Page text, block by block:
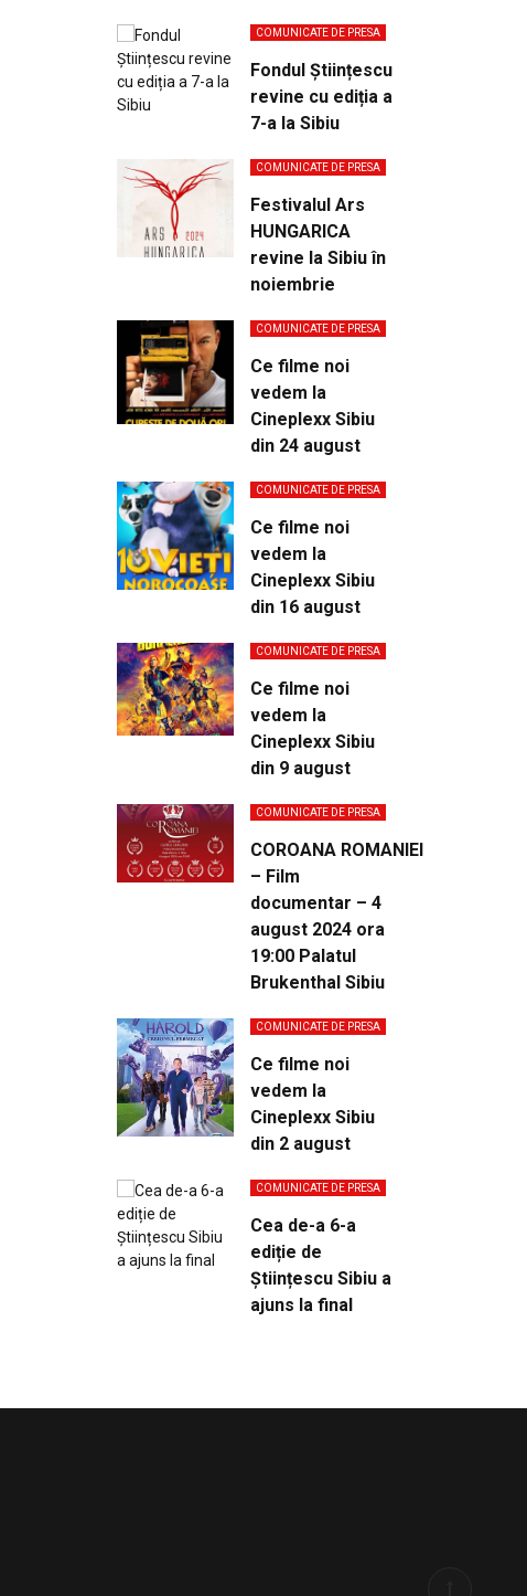
COMUNICATE DE PRESA
Fondul Științescu
revine cu ediția a
7-a la Sibiu
COMUNICATE DE PRESA
Festivalul Ars
HUNGARICA
revine la Sibiu în
noiembrie
COMUNICATE DE PRESA
Ce filme noi
vedem la
Cineplexx Sibiu
din 24 august
COMUNICATE DE PRESA
Ce filme noi
vedem la
Cineplexx Sibiu
din 16 august
COMUNICATE DE PRESA
Ce filme noi
vedem la
Cineplexx Sibiu
din 9 august
COMUNICATE DE PRESA
COROANA ROMANIEI
– Film
documentar – 4
august 2024 ora
19:00 Palatul
Brukenthal Sibiu
COMUNICATE DE PRESA
Ce filme noi
vedem la
Cineplexx Sibiu
din 2 august
COMUNICATE DE PRESA
Cea de-a 6-a
ediție de
Științescu Sibiu a
ajuns la final